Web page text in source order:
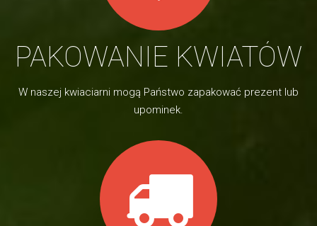
PAKOWANIE KWIATÓW
W naszej kwiaciarni mogą Państwo zapakować prezent lub
upominek.